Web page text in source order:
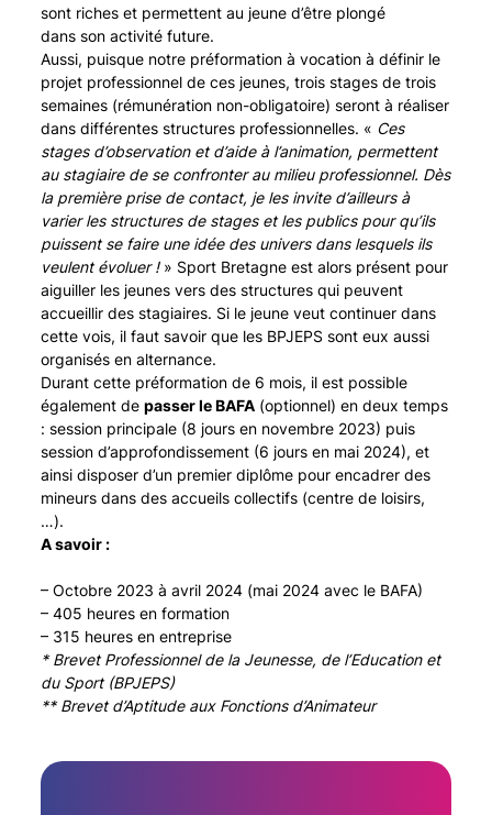
sont riches et permettent au jeune d’être plongé
dans son activité future.
Aussi, puisque notre préformation à vocation à définir le
projet professionnel de ces jeunes, trois stages de trois
semaines (rémunération non-obligatoire) seront à réaliser
dans différentes structures professionnelles. « Ces
stages d’observation et d’aide à l’animation, permettent
au stagiaire de se confronter au milieu professionnel. Dès
la première prise de contact, je les invite d’ailleurs à
varier les structures de stages et les publics pour qu’ils
puissent se faire une idée des univers dans lesquels ils
veulent évoluer !» Sport Bretagne est alors présent pour
aiguiller les jeunes vers des structures qui peuvent
accueillir des stagiaires. Si le jeune veut continuer dans
cette vois, il faut savoir que les BPJEPS sont eux aussi
organisés en alternance.
Durant cette préformation de 6 mois, il est possible
également depasser le BAFA (optionnel) en deux temps
: session principale (8 jours en novembre 2023) puis
session d’approfondissement (6 jours en mai 2024), et
ainsi disposer d’un premier diplôme pour encadrer des
mineurs dans des accueils collectifs (centre de loisirs,
…).
A savoir :
– Octobre 2023 à avril 2024 (mai 2024 avec le BAFA)
– 405 heures en formation
– 315 heures en entreprise
* Brevet Professionnel de la Jeunesse, de l’Education et
du Sport (BPJEPS)
** Brevet d’Aptitude aux Fonctions d’Animateur